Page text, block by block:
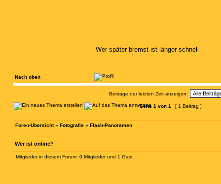
Wer später bremst ist länger schnell
Nach oben
Beiträge der letzten Zeit anzeigen:
Seite 1 von 1 [ 1 Beitrag ]
Foren-Übersicht» Fotografie » Flash-Panoramen
Wer ist online?
Mitglieder in diesem Forum: 0 Mitglieder und 1 Gast